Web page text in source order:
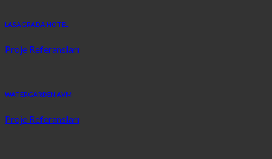
LASAGRADA HOTEL
Proje Referansları
WATERGARDEN AVM
Proje Referansları